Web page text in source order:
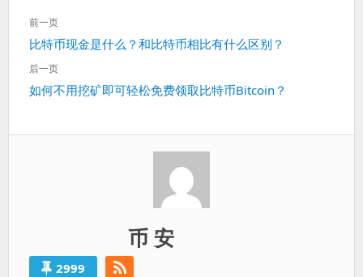
文
章
导
航
前一页
上
一
比特币现金是什么？和比特币相比有什么区别？
后一页
下
如何不用挖矿即可轻松免费领取比特币Bitcoin？
币 安
2999